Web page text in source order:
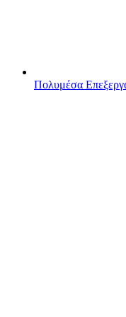
Πολυμέσα